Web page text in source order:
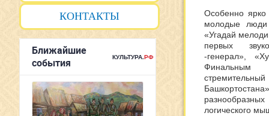
КОНТАКТЫ
Особенно ярко
молодые люди
«Угадай
первых
-генерал»,
Финальным
логического